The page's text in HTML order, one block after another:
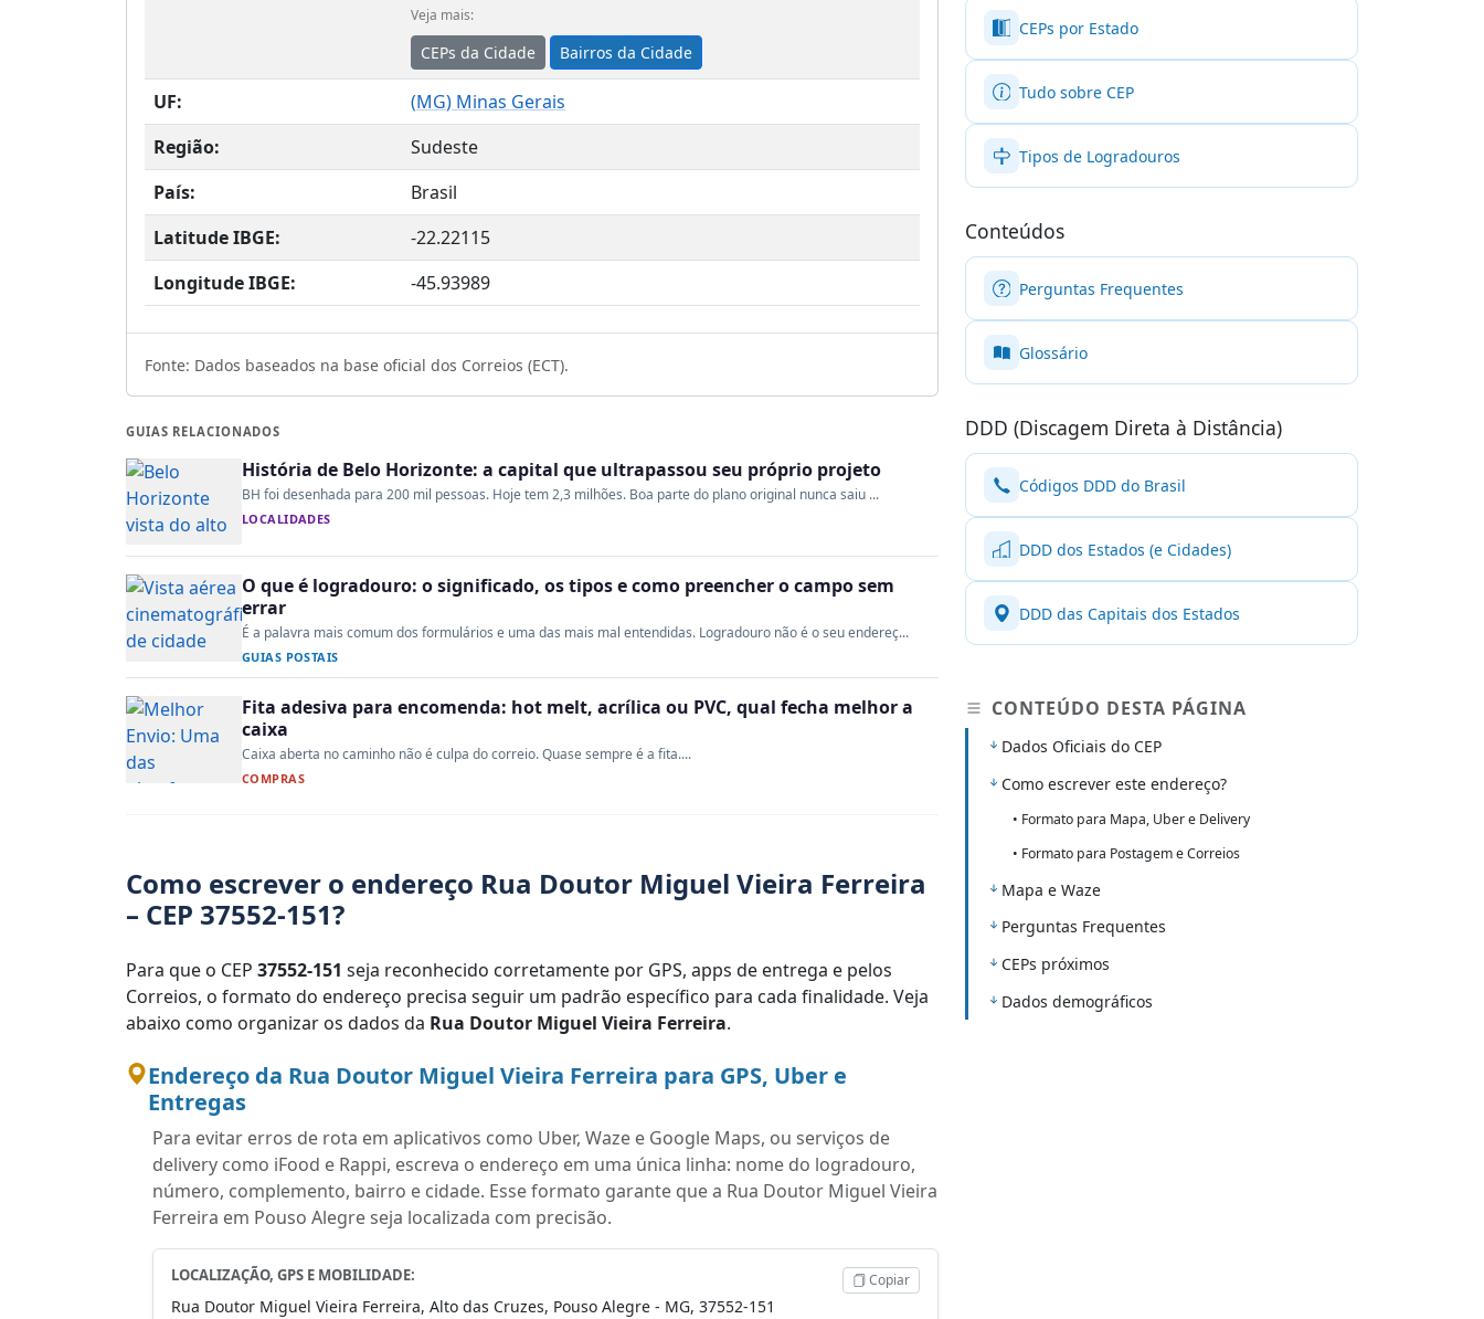
Veja mais:
CEPs da Cidade Bairros da Cidade
UF: (MG) Minas Gerais
Região:
Sudeste
País:
Brasil
Latitude IBGE:
-22.22115
Longitude IBGE:
-45.93989
Fonte: Dados baseados na base oficial dos Correios (ECT).
GUIAS RELACIONADOS
História de Belo Horizonte: a capital que ultrapassou seu próprio projeto
BH foi desenhada para 200 mil pessoas. Hoje tem 2,3 milhões. Boa parte do plano original nunca saiu ...
LOCALIDADES
O que é logradouro: o significado, os tipos e como preencher o campo sem
errar
É a palavra mais comum dos formulários e uma das mais mal entendidas. Logradouro não é o seu endereç...
GUIAS POSTAIS
Fita adesiva para encomenda: hot melt, acrílica ou PVC, qual fecha melhor a
caixa
Caixa aberta no caminho não é culpa do correio. Quase sempre é a fita....
COMPRAS
Como escrever o endereço Rua Doutor Miguel Vieira Ferreira
– CEP 37552-151?
Para que o CEP 37552-151 seja reconhecido corretamente por GPS, apps de entrega e pelos
Correios, o formato do endereço precisa seguir um padrão específico para cada finalidade. Veja
abaixo como organizar os dados da Rua Doutor Miguel Vieira Ferreira.
Endereço da Rua Doutor Miguel Vieira Ferreira para GPS, Uber e
Entregas
Para evitar erros de rota em aplicativos como Uber, Waze e Google Maps, ou serviços de
delivery como iFood e Rappi, escreva o endereço em uma única linha: nome do logradouro,
número, complemento, bairro e cidade. Esse formato garante que a Rua Doutor Miguel Vieira
Ferreira em Pouso Alegre seja localizada com precisão.
LOCALIZAÇÃO, GPS E MOBILIDADE:
Rua Doutor Miguel Vieira Ferreira, Alto das Cruzes, Pouso Alegre - MG, 37552-151
Copiar
CEPs por Estado
Tudo sobre CEP
Tipos de Logradouros
Conteúdos
Perguntas Frequentes
Glossário
DDD (Discagem Direta à Distância)
Códigos DDD do Brasil
DDD dos Estados (e Cidades)
DDD das Capitais dos Estados
CONTEÚDO DESTA PÁGINA
Dados Oficiais do CEP
Como escrever este endereço?
• Formato para Mapa, Uber e Delivery
• Formato para Postagem e Correios
Mapa e Waze
Perguntas Frequentes
CEPs próximos
Dados demográficos